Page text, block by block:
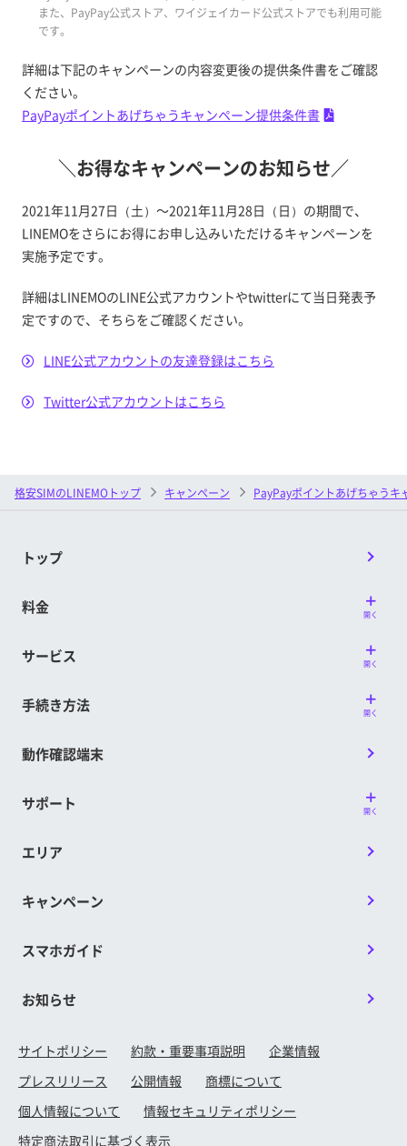
また、PayPay公式ストア、ワイジェイカード公式ストアでも利用可能
です。
詳細は下記のキャンペーンの内容変更後の提供条件書をご確認
ください。
PayPayポイントあげちゃうキャンペーン提供条件書
＼お得なキャンペーンのお知らせ／
2021年11月27日（土）～2021年11月28日（日）の期間で、
LINEMOをさらにお得にお申し込みいただけるキャンペーンを
実施予定です。
詳細はLINEMOのLINE公式アカウントやtwitterにて当日発表予
定ですので、そちらをご確認ください。
LINE公式アカウントの友達登録はこちら
Twitter公式アカウントはこちら
格安SIMのLINEMOトップ キャンペーン PayPayポイントあげちゃうキ
トップ
料金 開く
サービス 開く
手続き方法 開く
動作確認端末
サポート 開く
エリア
キャンペーン
スマホガイド
お知らせ
サイトポリシー 約款・重要事項説明
企業情報
プレスリリース
公開情報
商標について
個人情報について
情報セキュリティポリシー
特定商法取引に基づく表示